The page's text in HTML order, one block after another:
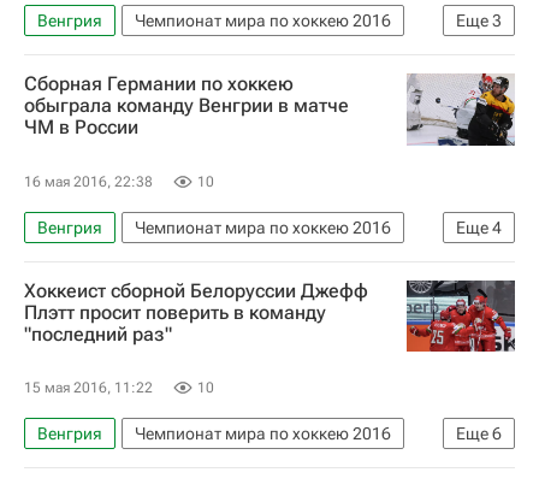
Еще3
Венгрия
Чемпионат мира по хоккею 2016
Хоккей
Спорт Чемпионат мира по хоккею
Сборная Германии по хоккею
обыграла команду Венгрии в матче
ЧМ в России
16 мая 2016, 22:38 10
Еще4
Венгрия
Чемпионат мира по хоккею 2016
Хоккей
Спорт
Чемпионат мира по хоккею
Германия
Хоккеист сборной Белоруссии Джефф
Плэтт просит поверить в команду
"последний раз"
15 мая 2016, 11:22 10
Еще6
Венгрия
Чемпионат мира по хоккею 2016
Хоккей
Спорт
Чемпионат мира по хоккею